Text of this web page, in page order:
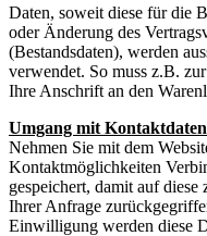
Daten, soweit diese für die
oder Änderung des
(Bestandsdaten), werden
verwendet. So muss z.B.
Ihre Anschrift an den
Umgang mit
Nehmen Sie mit dem
Kontaktmöglichkeiten
gespeichert, damit auf
Ihrer Anfrage
Einwilligung werden diese